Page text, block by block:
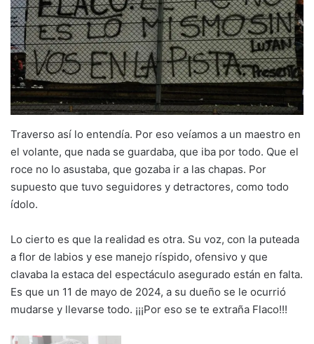
Traverso así lo entendía. Por eso veíamos a un maestro en
el volante, que nada se guardaba, que iba por todo. Que el
roce no lo asustaba, que gozaba ir a las chapas. Por
supuesto que tuvo seguidores y detractores, como todo
ídolo.
Lo cierto es que la realidad es otra. Su voz, con la puteada
a flor de labios y ese manejo ríspido, ofensivo y que
clavaba la estaca del espectáculo asegurado están en falta.
Es que un 11 de mayo de 2024, a su dueño se le ocurrió
mudarse y llevarse todo. ¡¡¡Por eso se te extraña Flaco!!!